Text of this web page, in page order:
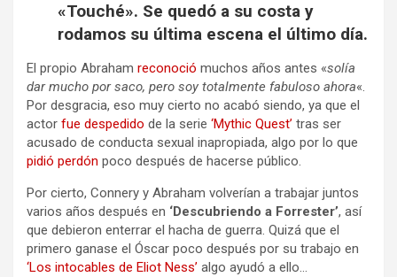
«Touché». Se quedó a su costa y
rodamos su última escena el último día.
El propio Abraham reconoció muchos años antes «solía
dar mucho por saco, pero soy totalmente fabuloso ahora«.
Por desgracia, eso muy cierto no acabó siendo, ya que el
actor fue despedido de la serie ‘Mythic Quest’ tras ser
acusado de conducta sexual inapropiada, algo por lo que
pidió perdón poco después de hacerse público.
Por cierto, Connery y Abraham volverían a trabajar juntos
varios años después en ‘Descubriendo a Forrester’, así
que debieron enterrar el hacha de guerra. Quizá que el
primero ganase el Óscar poco después por su trabajo en
‘Los intocables de Eliot Ness’ algo ayudó a ello…